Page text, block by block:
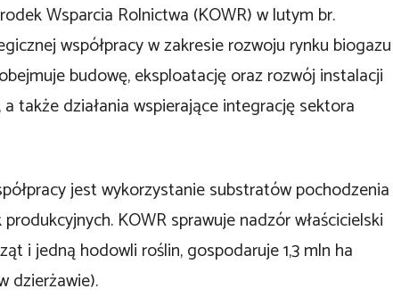
Wsparcia Rolnictwa (KOWR) w lutym br.
współpracy w zakresie rozwoju rynku biogazu
budowę, eksploatację oraz rozwój instalacji
także działania wspierające integrację sektora
jest wykorzystanie substratów pochodzenia
KOWR sprawuje nadzór właścicielski
i jedną hodowli roślin, gospodaruje 1,3 mln ha
dzierżawie).